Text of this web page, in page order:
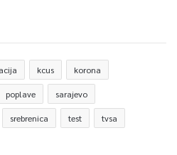
kcus korona
poplave sarajevo
srebrenica test tvsa